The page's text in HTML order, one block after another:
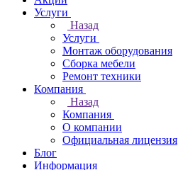
Услуги
Назад
Услуги
Монтаж оборудования
Сборка мебели
Ремонт техники
Компания
Назад
Компания
О компании
Официальная лицензия
Блог
Информация